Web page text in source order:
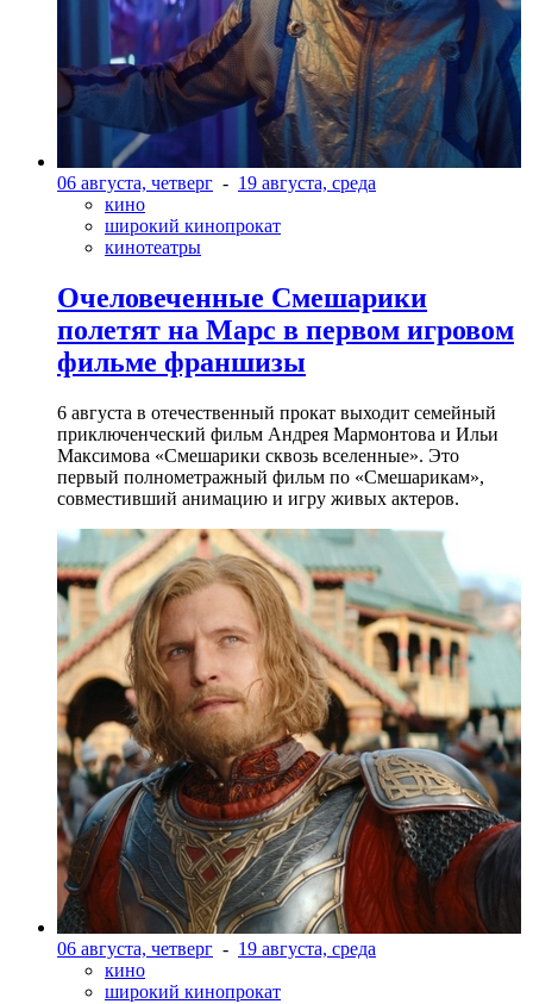
06 августа, четверг - 19 августа, среда
кино
широкий кинопрокат
кинотеатры
Очеловеченные Смешарики
полетят на Марс в первом игровом
фильме франшизы
6 августа в отечественный прокат выходит семейный
приключенческий фильм Андрея Мармонтова и Ильи
Максимова «Смешарики сквозь вселенные». Это
первый полнометражный фильм по «Смешарикам»,
совместивший анимацию и игру живых актеров.
06 августа, четверг - 19 августа, среда
кино
широкий кинопрокат